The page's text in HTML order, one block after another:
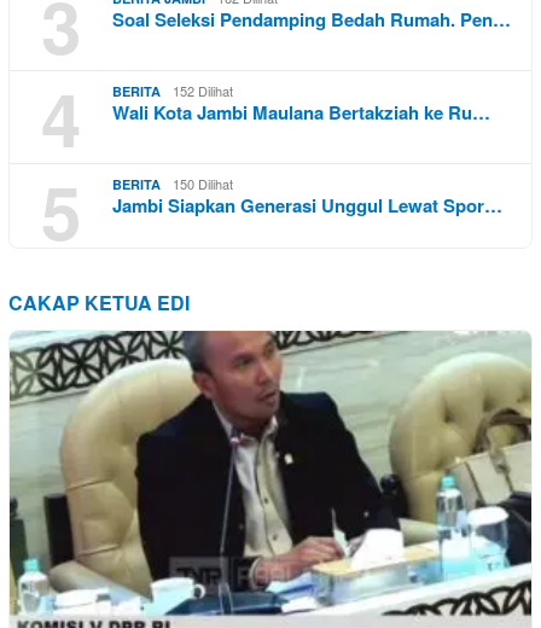
3 Soal Seleksi Pendamping Bedah Rumah. Pen…
4 BERITA 152 Dilihat
Wali Kota Jambi Maulana Bertakziah ke Ru…
5 BERITA 150 Dilihat
Jambi Siapkan Generasi Unggul Lewat Spor…
CAKAP KETUA EDI